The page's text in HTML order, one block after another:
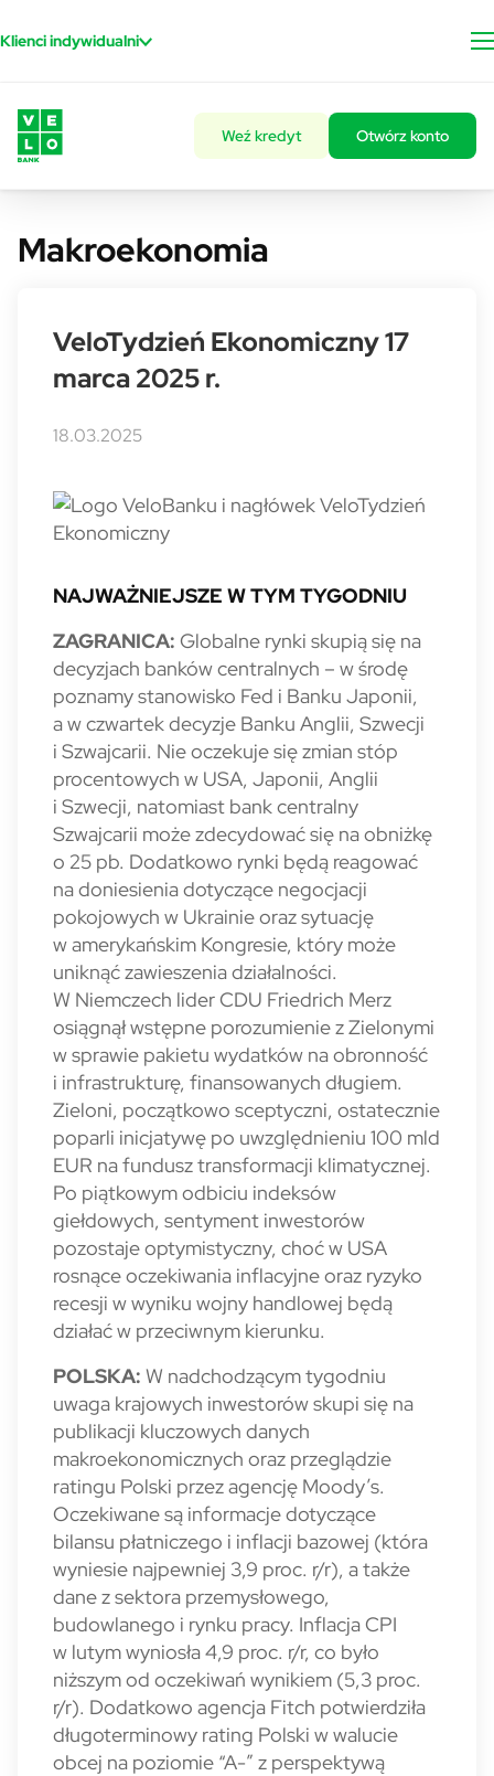
Klienci indywidualni
Weź kredyt Otwórz konto
Makroekonomia
VeloTydzień Ekonomiczny 17
marca 2025 r.
18.03.2025
NAJWAŻNIEJSZE W TYM TYGODNIU
ZAGRANICA: Globalne rynki skupią się na
decyzjach banków centralnych – w środę
poznamy stanowisko Fed i Banku Japonii,
a w czwartek decyzje Banku Anglii, Szwecji
i Szwajcarii. Nie oczekuje się zmian stóp
procentowych w USA, Japonii, Anglii
i Szwecji, natomiast bank centralny
Szwajcarii może zdecydować się na obniżkę
o 25 pb. Dodatkowo rynki będą reagować
na doniesienia dotyczące negocjacji
pokojowych w Ukrainie oraz sytuację
w amerykańskim Kongresie, który może
uniknąć zawieszenia działalności.
W Niemczech lider CDU Friedrich Merz
osiągnął wstępne porozumienie z Zielonymi
w sprawie pakietu wydatków na obronność
i infrastrukturę, finansowanych długiem.
Zieloni, początkowo sceptyczni, ostatecznie
poparli inicjatywę po uwzględnieniu 100 mld
EUR na fundusz transformacji klimatycznej.
Po piątkowym odbiciu indeksów
giełdowych, sentyment inwestorów
pozostaje optymistyczny, choć w USA
rosnące oczekiwania inflacyjne oraz ryzyko
recesji w wyniku wojny handlowej będą
działać w przeciwnym kierunku.
POLSKA: W nadchodzącym tygodniu
uwaga krajowych inwestorów skupi się na
publikacji kluczowych danych
makroekonomicznych oraz przeglądzie
ratingu Polski przez agencję Moody’s.
Oczekiwane są informacje dotyczące
bilansu płatniczego i inflacji bazowej (która
wyniesie najpewniej 3,9 proc. r/r), a także
dane z sektora przemysłowego,
budowlanego i rynku pracy. Inflacja CPI
w lutym wyniosła 4,9 proc. r/r, co było
niższym od oczekiwań wynikiem (5,3 proc.
r/r). Dodatkowo agencja Fitch potwierdziła
długoterminowy rating Polski w walucie
obcej na poziomie “A-” z perspektywą